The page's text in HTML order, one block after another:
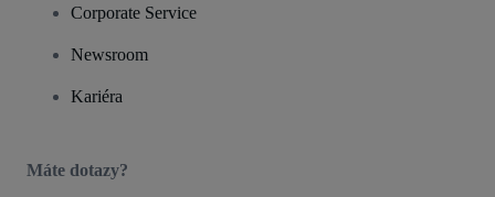
Corporate Service
Newsroom
Kariéra
Máte dotazy?